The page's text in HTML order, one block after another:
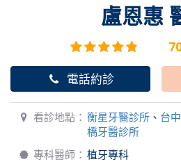
盧恩惠
電話約診
看診地點： 衡星牙醫診所 、 台
橋牙醫診所
專科醫師： 植牙專科